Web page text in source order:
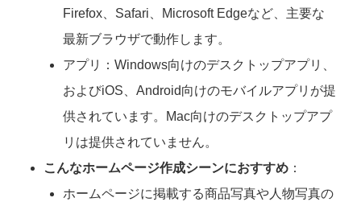
Firefox、Safari、Microsoft Edgeなど、主要な
最新ブラウザで動作します。
アプリ：Windows向けのデスクトップアプリ、
およびiOS、Android向けのモバイルアプリが提
供されています。Mac向けのデスクトップアプ
リは提供されていません。
こんなホームページ作成シーンにおすすめ ：
ホームページに掲載する商品写真や人物写真の